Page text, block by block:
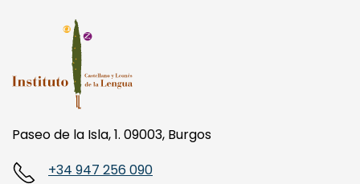
Paseo de la Isla, 1. 09003, Burgos
+34 947 256 090